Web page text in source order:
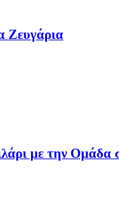
Ζευγάρια
με την Ομάδα